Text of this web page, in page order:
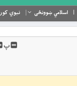
اسلامي ښوونځی نبوي
پ